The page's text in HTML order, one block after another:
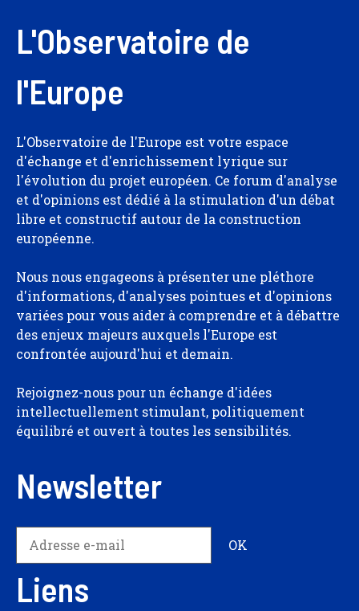
L'Observatoire de
l'Europe
L'Observatoire de l'Europe est votre espace
d'échange et d'enrichissement lyrique sur
l'évolution du projet européen. Ce forum d'analyse
et d'opinions est dédié à la stimulation d'un débat
libre et constructif autour de la construction
européenne.
Nous nous engageons à présenter une pléthore
d'informations, d'analyses pointues et d'opinions
variées pour vous aider à comprendre et à débattre
des enjeux majeurs auxquels l'Europe est
confrontée aujourd'hui et demain.
Rejoignez-nous pour un échange d'idées
intellectuellement stimulant, politiquement
équilibré et ouvert à toutes les sensibilités.
Newsletter
Liens